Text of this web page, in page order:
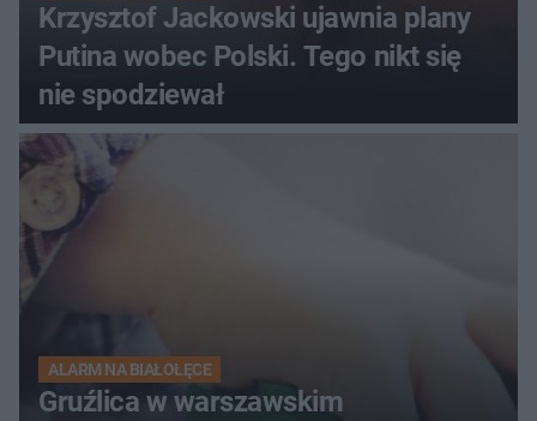
Krzysztof Jackowski ujawnia plany
Putina wobec Polski. Tego nikt się
nie spodziewał
ALARM NA BIAŁOŁĘCE
Gruźlica w warszawskim